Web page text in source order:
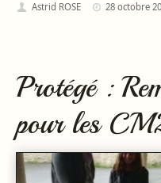
Astrid ROSE 28 octobre
Protégé :
pour les